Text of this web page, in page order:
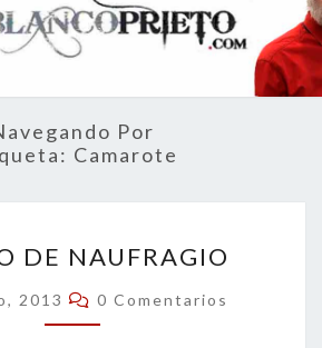
DE
BREVE
RECORRIDO
VITAL Y
ACTUALIDAD
Por
Camarote
DE
NAUFRAGIO
DE NAUFRAGIO
2013 Comentarios
0 Comentarios